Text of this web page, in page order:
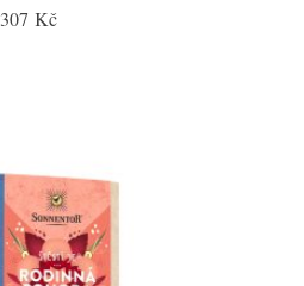
307 Kč